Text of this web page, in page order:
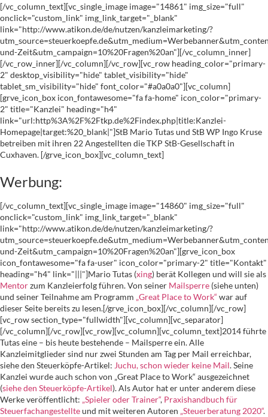
[/vc_column_text][vc_single_image image="14861" img_size="full"
onclick="custom_link" img_link_target="_blank"
link="http://www.atikon.de/de/nutzen/kanzleimarketing/?
und-Zeit&utm_campaign=10%20Fragen%20an"][/vc_column_inner]
[/vc_row_inner][/vc_column][/vc_row][vc_row heading_color="primary-
2" desktop_visibility="hide" tablet_visibility="hide"
tablet_sm_visibility="hide" font_color="#a0a0a0"][vc_column]
[grve_icon_box icon_fontawesome="fa fa-home" icon_color="primary-
2" title="Kanzlei" heading="h4"
link="url:http%3A%2F%2Ftkp.de%2Findex.php|title:Kanzlei-
Homepage|target:%20_blank|"]StB Mario Tutas und StB WP Ingo Kruse
betreiben mit ihren 22 Angestellten die TKP StB-Gesellschaft in
Cuxhaven. [/grve_icon_box][vc_column_text]
Werbung:
[/vc_column_text][vc_single_image image="14860" img_size="full"
onclick="custom_link" img_link_target="_blank"
link="http://www.atikon.de/de/nutzen/kanzleimarketing/?
und-Zeit&utm_campaign=10%20Fragen%20an"][grve_icon_box
icon_fontawesome="fa fa-user" icon_color="primary-2" title="Kontakt"
heading="h4" link="|||"]Mario Tutas (xing) berät Kollegen und will sie als
Mentorzum Kanzleierfolg führen. Von seiner Mailsperre (siehe unten)
und seiner Teilnahme am Programm „Great Place to Work“ war auf
dieser Seite bereits zu lesen.[/grve_icon_box][/vc_column][/vc_row]
[vc_row section_type="fullwidth"][vc_column][vc_separator]
[/vc_column][/vc_row][vc_row][vc_column][vc_column_text]2014 führte
Tutas eine – bis heute bestehende – Mailsperre ein. Alle
Kanzleimitglieder sind nur zwei Stunden am Tag per Mail erreichbar,
siehe den Steuerköpfe-Artikel: Juchu, schon wieder keine Mail. Seine
Kanzlei wurde auch schon von „Great Place to Work“ ausgezeichnet
(siehe den Steuerköpfe-Artikel). Als Autor hat er unter anderem diese
Werke veröffentlicht: „Spieler oder Trainer“, Praxishandbuch für
Steuerfachangestellteund mit weiteren Autoren „Steuerberatung 2020“.